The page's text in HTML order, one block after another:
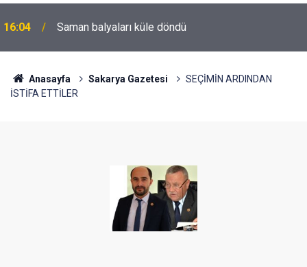
16:04 Saman balyaları küle döndü
Anasayfa Sakarya Gazetesi
SEÇİMİN ARDINDAN
İSTİFA ETTİLER